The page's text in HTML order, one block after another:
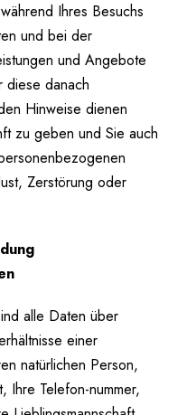
Ihres Besuchs
und bei der
und Angebote
diese danach
Hinweise dienen
zu geben und Sie auch
Zerstörung oder
alle Daten über
einer
natürlichen Person,
Ihre Telefon-nummer,